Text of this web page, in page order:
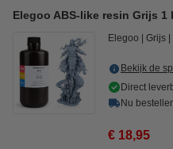
Elegoo ABS-like resin Grijs 1
Elegoo Grijs
Bekijk de
Direct
Nu
€ 18,95